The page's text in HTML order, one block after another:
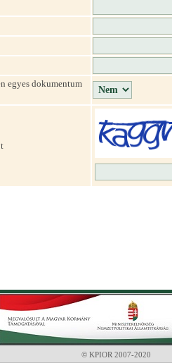
egyes dokumentum
© KPIOR 2007-2020